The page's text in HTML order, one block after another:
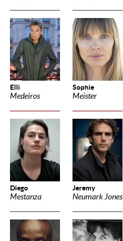
Elli
Medeiros
Sophie
Meister
Diego
Mestanza
Jeremy
Neumark Jones